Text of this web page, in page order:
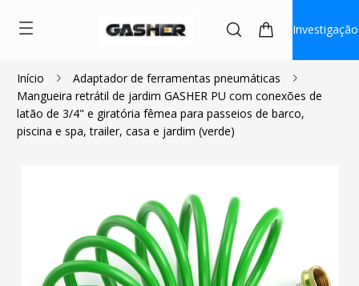
Investigação
Início
Adaptador de ferramentas pneumáticas
Mangueira retrátil de jardim GASHER PU com conexões de
latão de 3/4" e giratória fêmea para passeios de barco,
piscina e spa, trailer, casa e jardim (verde)
$19.99